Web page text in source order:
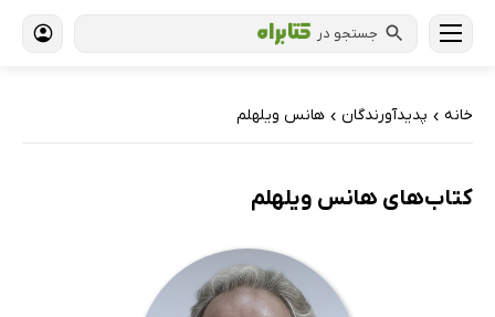
جستجو در
خانه › پدیدآورندگان › هانس ویلهلم
کتاب‌های هانس ویلهلم